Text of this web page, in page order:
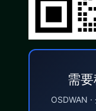
需
OSDWAN